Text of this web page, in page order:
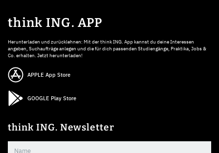
think ING. APP
Herunterladen und zurücklehnen: Mit der think ING. App kannst du deine Interessen
angeben, Suchaufträge anlegen und die für dich passenden Studiengänge, Praktika, Jobs &
Co. erhalten. Jetzt herunterladen!
APPLE App Store
GOOGLE Play Store
think ING. Newsletter